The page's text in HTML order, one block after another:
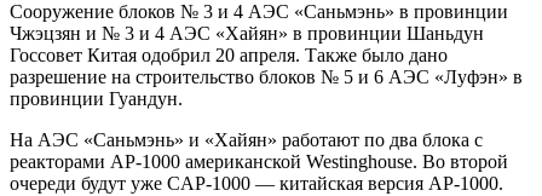
Сооружение блоков № 3 и 4 АЭС «Саньмэнь» в провинции
Чжэцзян и № 3 и 4 АЭС «Хайян» в провинции Шаньдун
Госсовет Китая одобрил 20 апреля. Также было дано
разрешение на строительство блоков № 5 и 6 АЭС «Луфэн» в
провинции Гуандун.
На АЭС «Саньмэнь» и «Хайян» работают по два блока с
реакторами AP-1000 американской Westinghouse. Во второй
очереди будут уже CAP-1000 — китайская версия AP-1000.